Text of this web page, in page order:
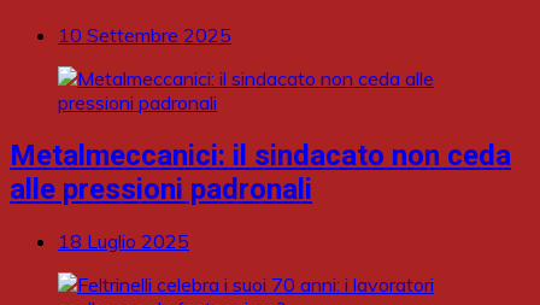
10 Settembre 2025
Metalmeccanici: il sindacato non ceda
alle pressioni padronali
18 Luglio 2025